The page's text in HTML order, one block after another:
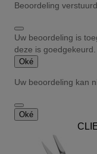
Beoordeling verstuurd
Uw beoordeling is
deze is goedgekeurd.
Oké
Uw beoordeling kan
Oké